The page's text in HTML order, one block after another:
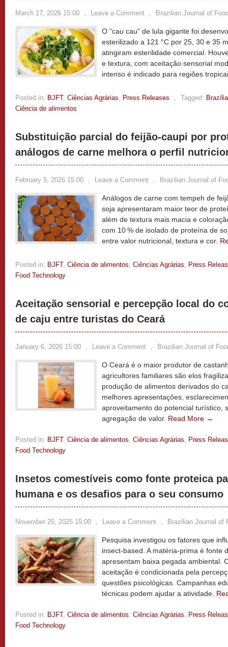
March 17, 2026 15:00 , Leave a Comment , Brazilian Journal of
O “cau cau” de lula gigante foi
esterilizado a 121 °C por 25, 30 e 35
atingiram esterilidade comercial.
e textura, com aceitação sensorial
intenso é indicado para regiões
Posted in: BJFT, Ciências Agrárias, Press Releases , Tagged:
Ciência de alimentos
Substituição parcial do feijão-caupi por
análogos de carne melhora o perfil
February 5, 2026 15:00 , Leave a Comment , Brazilian Journal of
Análogos de carne com tempeh de
soja apresentaram maior teor de
além de textura mais macia e
com 10 % de isolado de proteína de
entre valor nutricional, textura e cor.
Posted in: BJFT, Ciência de alimentos, Ciências Agrárias, Press
Food Technology
Aceitação sensorial e percepção local do
de caju entre turistas do Ceará
January 6, 2026 15:00 , Leave a Comment , Brazilian Journal of
O Ceará é o maior produtor de
agricultores familiares são elos
produção de alimentos derivados do
melhores apresentações,
aproveitamento do potencial turístico,
agregação de valor. Read More →
Posted in: BJFT, Ciência de alimentos, Ciências Agrárias, Press
Food Technology
Insetos comestíveis como fonte proteica
humana e os desafios para o seu consumo
November 25, 2025 15:00 , Leave a Comment , Brazilian Journal of
Pesquisa investigou os fatores que
insect-based. A matéria-prima é fonte
apresentam baixa pegada ambiental.
aceitação é condicionada pela
questões psicológicas. Campanhas
técnicas podem ajudar a atividade.
Posted in: BJFT, Ciência de alimentos, Ciências Agrárias, Press
Food Technology